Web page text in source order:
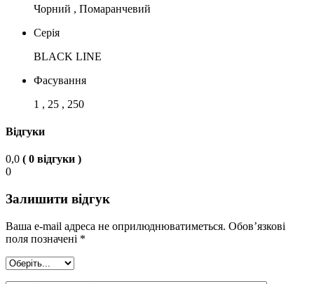
Чорний , Помаранчевий
Серія
BLACK LINE
Фасування
1 , 25 , 250
Відгуки
0,0 ( 0 відгуки )
0
Залишити відгук
Ваша e-mail адреса не оприлюднюватиметься. Обов’язкові
поля позначені *